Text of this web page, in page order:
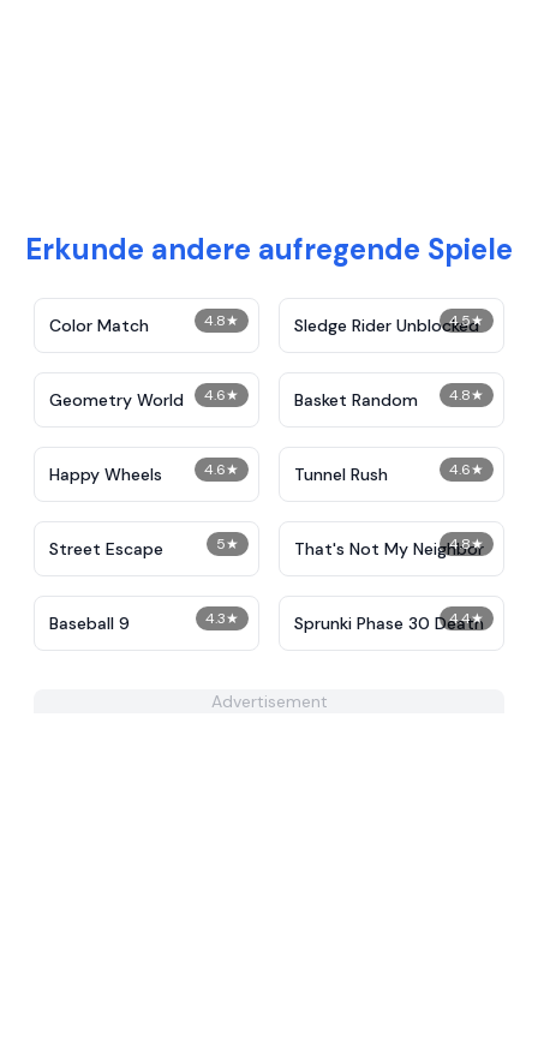
Erkunde andere aufregende Spiele
4.8★
Color Match 4.5★
Sledge Rider Unblocked
4.6★
Geometry World 4.8★
Basket Random
4.6★
Happy Wheels 4.6★
Tunnel Rush
5★
Street Escape 4.8★
That's Not My Neighbor
4.3★
Baseball 9 4.4★
Sprunki Phase 30 Death
Advertisement